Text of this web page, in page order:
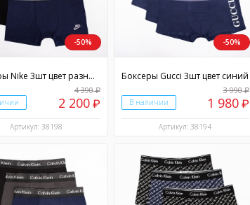
-50%
Боксеры Nike 3шт цвет разноцветный
4 390₽
2 200₽
Артикул: 38198
-50%
Боксеры Gucci 3шт цвет синий
В наличии
3 990₽
1 980₽
Артикул: 38194